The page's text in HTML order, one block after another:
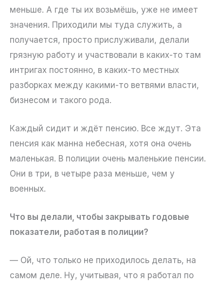
меньше. А где ты их возьмёшь, уже не имеет
значения. Приходили мы туда служить, а
получается, просто прислуживали, делали
грязную работу и участвовали в каких-то там
интригах постоянно, в каких-то местных
разборках между какими-то ветвями власти,
бизнесом и такого рода.
Каждый сидит и ждёт пенсию. Все ждут. Эта
пенсия как манна небесная, хотя она очень
маленькая. В полиции очень маленькие пенсии.
Они в три, в четыре раза меньше, чем у
военных.
Что вы делали, чтобы закрывать годовые
показатели, работая в полиции?
— Ой, что только не приходилось делать, на
самом деле. Ну, учитывая, что я работал по